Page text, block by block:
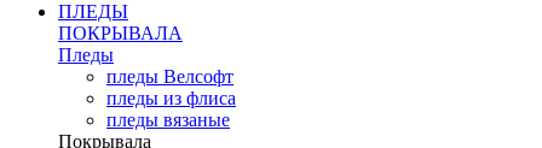
ПЛЕДЫ
ПОКРЫВАЛА
Пледы
пледы Велсофт
пледы из флиса
пледы вязаные
Покрывала